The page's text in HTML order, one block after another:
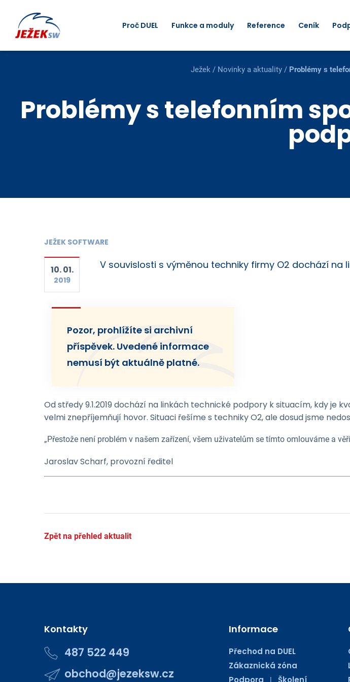
Proč DUEL Funkce a moduly Reference Ceník
Ježek / Novinky a aktuality / Problémy s
Problémy s telefonním
JEŽEK SOFTWARE
10. 01.
2019
V souvislosti s výměnou techniky firmy O2 dochází
Pozor, prohlížíte si archivní
příspěvek. Uvedené informace
nemusí být aktuálně platné.
Od středy 9.1.2019 dochází na linkách technické podpory k situacím, kdy je
velmi znepříjemňují hovor. Situaci řešíme s techniky O2, ale dosud jsme
„Přestože není problém v našem zařízení, všem uživatelům se tímto omlouváme a
Jaroslav Scharf, provozní ředitel
Zpět na přehled aktualit
Kontakty
487 522 449
obchod@jezeksw.cz
Informace
Přechod na DUEL
Zákaznická zóna
Podpora
| Školení